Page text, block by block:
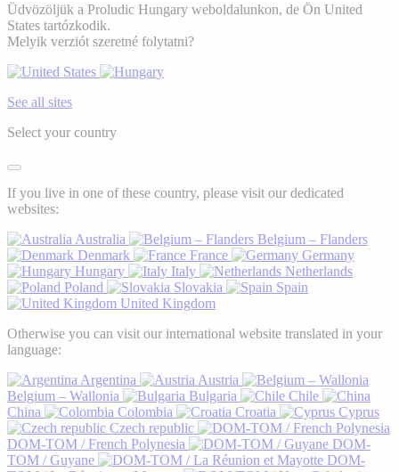
Üdvözöljük a Proludic Hungary weboldalunkon, de Ön United
States tartózkodik.
Melyik verziót szeretné folytatni?
See all sites
Select your country
If you live in one of these country, please visit our dedicated
websites:
Australia
Belgium – Flanders
Denmark
France
Germany
Hungary
Italy
Netherlands
Poland
Slovakia
Spain
United Kingdom
Otherwise you can visit our international website translated in your
language:
Argentina
Austria
Belgium – Wallonia
Bulgaria
Chile
China
Colombia Croatia
Cyprus
Czech republic
DOM-TOM / French Polynesia
DOM-
TOM / Guyane
DOM-